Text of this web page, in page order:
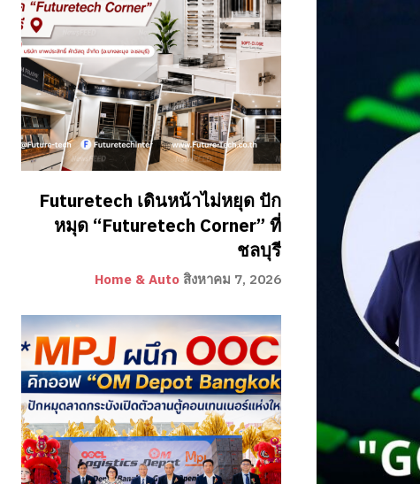
Futuretech เดินหน้าไม่หยุด ปัก
หมุด “Futuretech Corner” ที่
ชลบุรี
Home & Auto สิงหาคม 7, 2026